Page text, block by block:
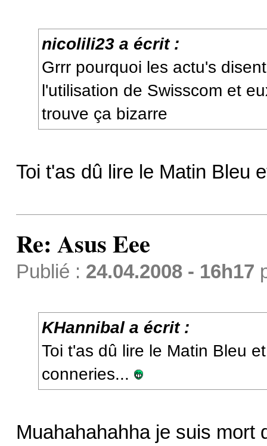
nicolili23 a écrit :
Grrr pourquoi les actu's
l'utilisation de Swisscom et
trouve ça bizarre
Toi t'as dû lire le Matin Bleu
Re: Asus Eee
Publié : 24.04.2008 - 16h17
KHannibal a écrit :
Toi t'as dû lire le Matin Bleu
conneries...
Muahahahahha je suis